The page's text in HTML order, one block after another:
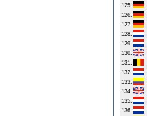
125.
126.
127.
128.
129.
130.
131.
132.
133.
134.
135.
136.